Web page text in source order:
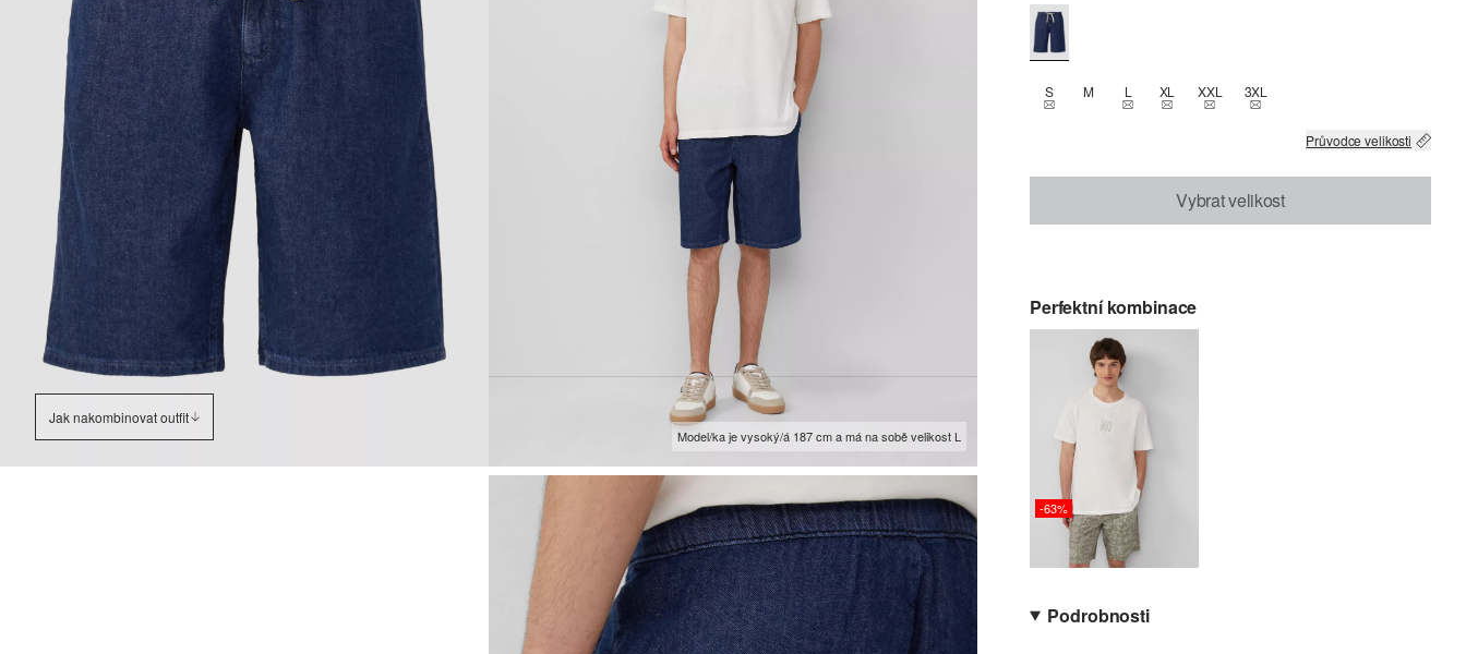
Jak nakombinovat outfit
Model/ka je vysoký/á 187 cm a má na sobě velikost L
STHIS SIZE IS CURRENTLY OUT OF STOCK
M LTHIS SIZE IS CURRENTLY OUT OF STOCK
XLTHIS SIZE IS CURRENTLY OUT OF STOCK
XXLTHIS SIZE IS CURRENTLY OUT OF STOCK
3XLTHIS SIZE IS CURRENTLY OUT OF
Průvodce velikosti
Vybrat velikost
Perfektní kombinace
-63%
Podrobnosti